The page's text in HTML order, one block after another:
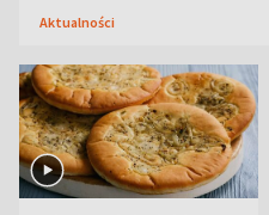
Aktualności